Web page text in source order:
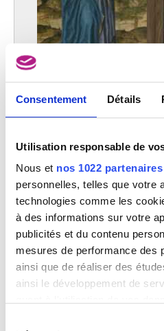
Consentement Détails
Utilisation responsable de
Nous et nos 1022 partenaires
personnelles, telles que votre
technologies comme les
à des informations sur votre
publicités et du contenu
mesures de performance des
ainsi que de réaliser des
ainsi le développement de